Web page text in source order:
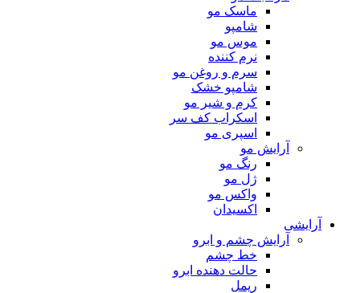
ماسک مو
شامپو
موس مو
نرم کننده
سرم و روغن مو
شامپو خشک
کرم و شیر مو
اسکراب کف سر
اسپری مو
آرایش مو
رنگ مو
ژل مو
واکس مو
اکسیدان
آرایشی
آرایش چشم و ابرو
خط چشم
حالت دهنده ابرو
ریمل